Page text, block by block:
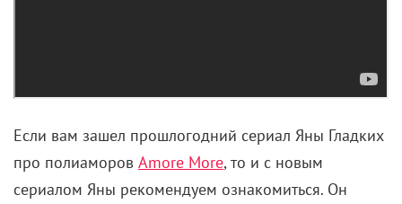
Если вам зашел прошлогодний сериал Яны Гладких
про полиаморов Amore More, то и с новым
сериалом Яны рекомендуем ознакомиться. Он